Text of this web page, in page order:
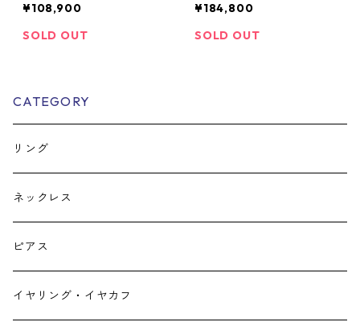
ーネット リング
¥108,900
SOLD OUT
ームーンストーン リング
¥184,800
SOLD OUT
CATEGORY
リング
ネックレス
ピアス
イヤリング・イヤカフ